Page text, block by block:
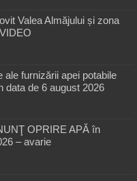
Valea Almăjului și zona
ale furnizării apei potabile
data de 6 august 2026
OPRIRE APĂ în
– avarie